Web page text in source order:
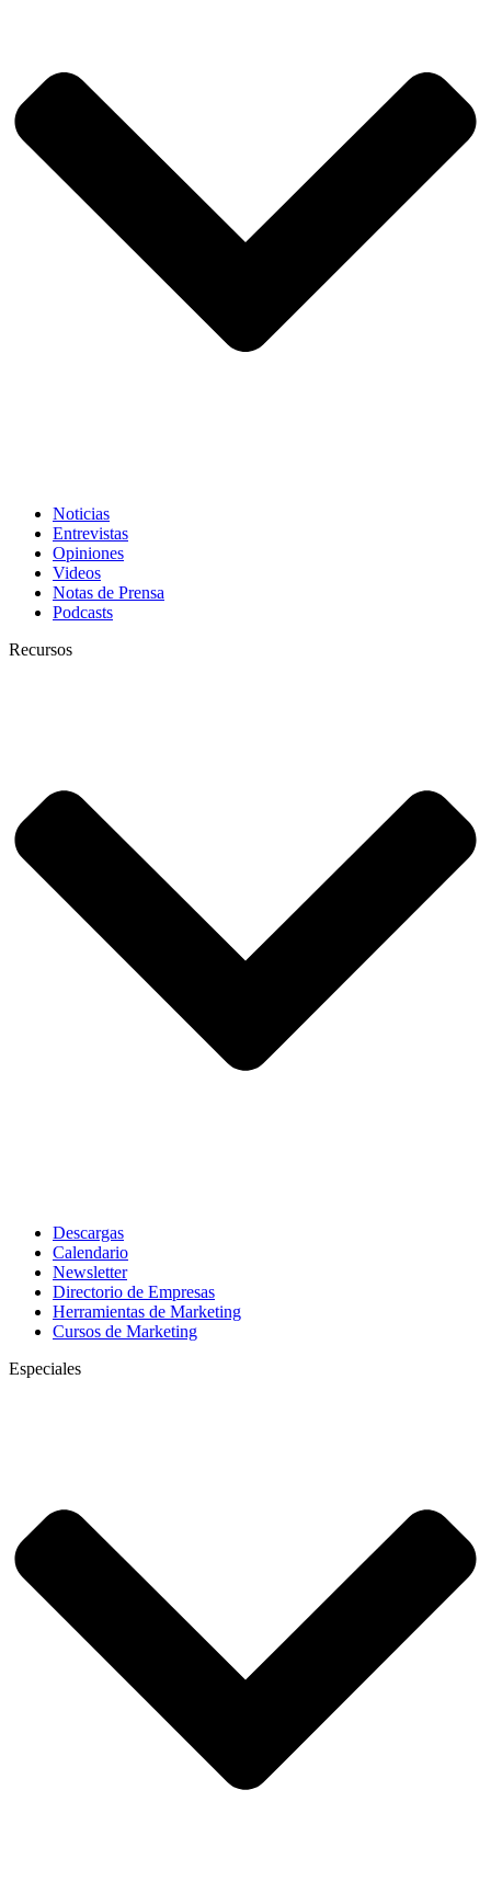
Noticias
Entrevistas
Opiniones
Videos
Notas de Prensa
Podcasts
Recursos
Descargas
Calendario
Newsletter
Directorio de Empresas
Herramientas de Marketing
Cursos de Marketing
Especiales